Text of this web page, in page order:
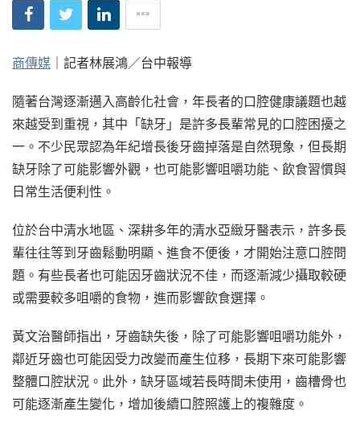
商傳媒 ｜記者林展鴻／台中報導
隨著台灣逐漸邁入高齡化社會，年長者的口腔健康議題也越
來越受到重視，其中「缺牙」是許多長輩常見的口腔困擾之
一。不少民眾認為年紀增長後牙齒掉落是自然現象，但長期
缺牙除了可能影響外觀，也可能影響咀嚼功能、飲食習慣與
日常生活便利性。
位於台中清水地區、深耕多年的清水亞緻牙醫表示，許多長
輩往往等到牙齒鬆動明顯、進食不便後，才開始注意口腔問
題。有些長者也可能因牙齒狀況不佳，而逐漸減少攝取較硬
或需要較多咀嚼的食物，進而影響飲食選擇。
黃文治醫師指出，牙齒缺失後，除了可能影響咀嚼功能外，
鄰近牙齒也可能因受力改變而產生位移，長期下來可能影響
整體口腔狀況。此外，缺牙區域若長時間未使用，齒槽骨也
可能逐漸產生變化，增加後續口腔照護上的複雜度。